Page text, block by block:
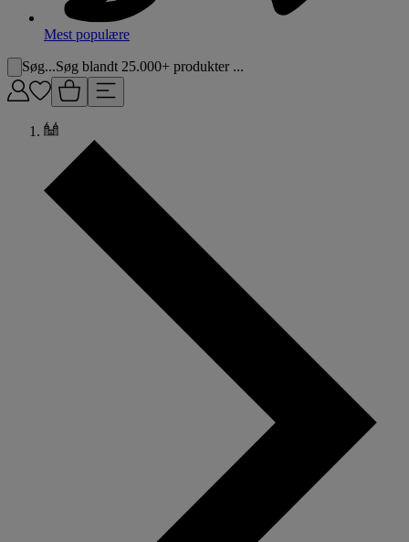
Mest populære
Søg...Søg blandt 25.000+ produkter ...